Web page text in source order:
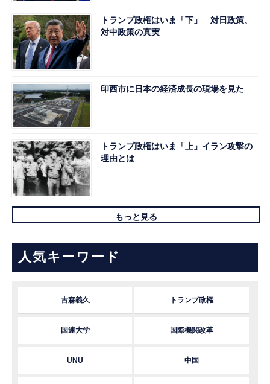
トランプ政権はいま「下」 対日政策、
対中政策の真実
印西市に日本の経済成長の現場を見た
トランプ政権はいま「上」イラン攻撃の
理由とは
もっと見る
人気キーワード
古森義久 トランプ政権
国連大学 国際機関改革
UNU 中国